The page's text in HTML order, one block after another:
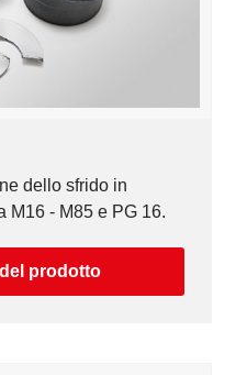
dello sfrido in
M16 - M85 e PG 16.
prodotto